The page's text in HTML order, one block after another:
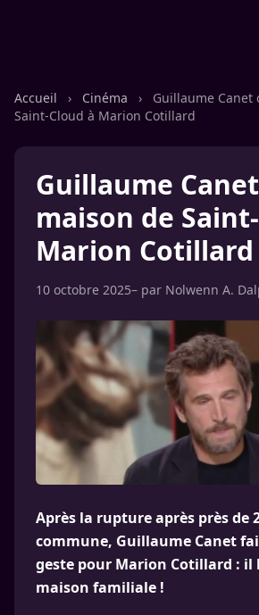
Accueil › Cinéma ›
Guillaume Canet
Saint-Cloud à Marion Cotillard
Guillaume
maison de
Marion Cotillard
10 octobre 2025– par Nolwenn A.
Après la rupture après près de
commune, Guillaume Canet
geste pour Marion Cotillard : il
maison familiale !